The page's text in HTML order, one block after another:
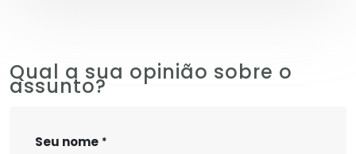
Qual a sua opinião sobre o
assunto?
Seu nome